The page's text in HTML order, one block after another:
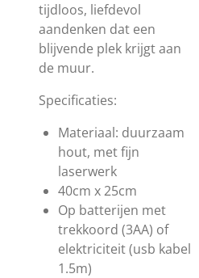
tijdloos, liefdevol
aandenken dat een
blijvende plek krijgt aan
de muur.
Specificaties:
Materiaal: duurzaam
hout, met fijn
laserwerk
40cm x 25cm
Op batterijen met
trekkoord (3AA) of
elektriciteit (usb kabel
1.5m)